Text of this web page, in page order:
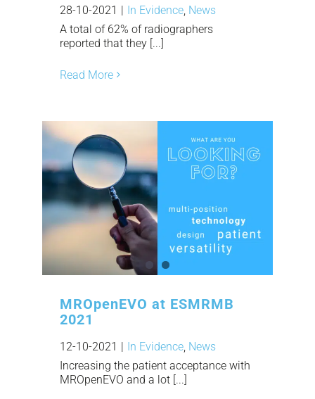
28-10-2021 | In Evidence News
A total of 62% of radiographers
reported that they [...]
Read More
MROpenEVO at ESMRMB
2021
12-10-2021 | In Evidence News
Increasing the patient acceptance with
MROpenEVO and a lot [...]